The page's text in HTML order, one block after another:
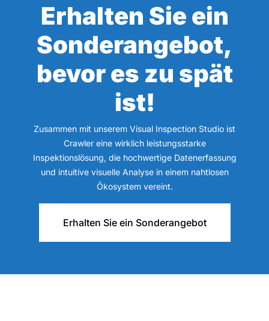
Erhalten Sie ein
Sonderangebot,
bevor es zu spät
ist!
Zusammen mit unserem Visual Inspection Studio ist
Crawler eine wirklich leistungsstarke
Inspektionslösung, die hochwertige Datenerfassung
und intuitive visuelle Analyse in einem nahtlosen
Ökosystem vereint.
Erhalten Sie ein Sonderangebot